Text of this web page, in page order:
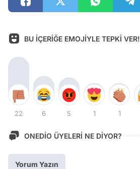
BU İÇERİĞE EMOJİYLE TEPKİ VER!
22 6 5 1 1
ONEDİO ÜYELERİ NE DİYOR?
Yorum Yazın